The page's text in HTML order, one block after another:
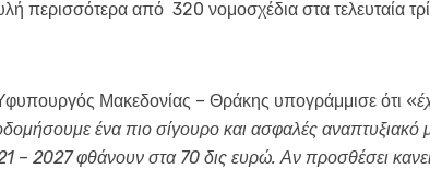
περισσότερα από 320 νομοσχέδια στα τελευταία
Μακεδονίας – Θράκης υπογράμμισε ότι «
ένα πιο σίγουρο και ασφαλές αναπτυξιακό
– 2027 φθάνουν στα 70 δις ευρώ. Αν προσθέσει